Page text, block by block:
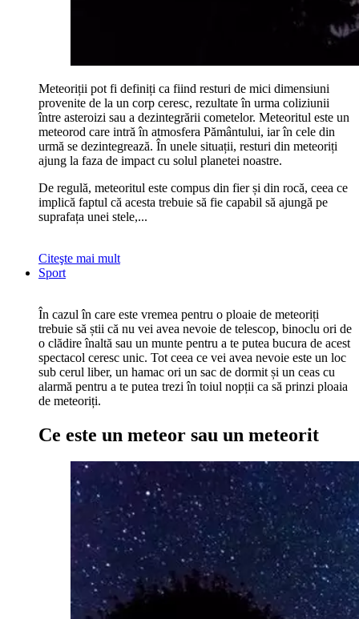
Meteoriții pot fi definiți ca fiind resturi de mici dimensiuni
provenite de la un corp ceresc, rezultate în urma coliziunii
între asteroizi sau a dezintegrării cometelor. Meteoritul este un
meteorod care intră în atmosfera Pământului, iar în cele din
urmă se dezintegrează. În unele situații, resturi din meteoriți
ajung la faza de impact cu solul planetei noastre.
De regulă, meteoritul este compus din fier și din rocă, ceea ce
implică faptul că acesta trebuie să fie capabil să ajungă pe
suprafața unei stele,...
Citeşte mai mult
Sport
În cazul în care este vremea pentru o ploaie de meteoriți
trebuie să știi că nu vei avea nevoie de telescop, binoclu ori de
o clădire înaltă sau un munte pentru a te putea bucura de acest
spectacol ceresc unic. Tot ceea ce vei avea nevoie este un loc
sub cerul liber, un hamac ori un sac de dormit și un ceas cu
alarmă pentru a te putea trezi în toiul nopții ca să prinzi ploaia
de meteoriți.
Ce este un meteor sau un meteorit